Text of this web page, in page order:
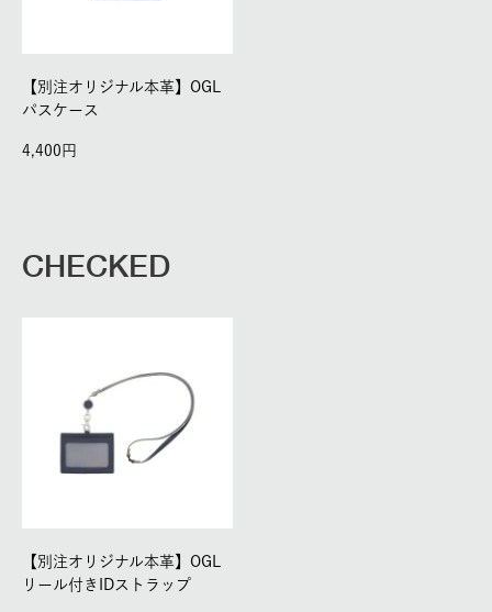
【別注オリジナル本革】OGL
パスケース
4,400
CHECKED
【別注オリジナル本革】OGL
リール付きIDストラップ